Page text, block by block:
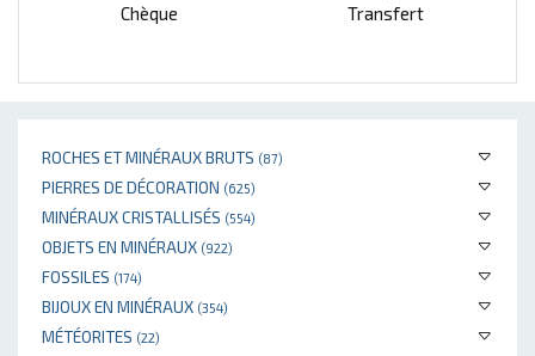
ROCHES ET MINÉRAUX BRUTS (87)
PIERRES DE DÉCORATION (625)
MINÉRAUX CRISTALLISÉS (554)
OBJETS EN MINÉRAUX (922)
FOSSILES (174)
BIJOUX EN MINÉRAUX (354)
MÉTÉORITES (22)
Chèque Transfert